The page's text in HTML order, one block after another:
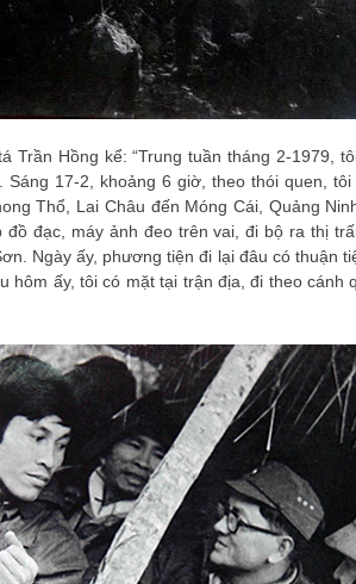
Trần Hồng kể: “Trung tuần tháng 2-1979,
Sáng 17-2, khoảng 6 giờ, theo thói quen,
Thổ, Lai Châu đến Móng Cái, Quảng
đồ đạc, máy ảnh đeo trên vai, đi bộ ra thị
Ngày ấy, phương tiện đi lại đâu có thuận
hôm ấy, tôi có mặt tại trận địa, đi theo cánh